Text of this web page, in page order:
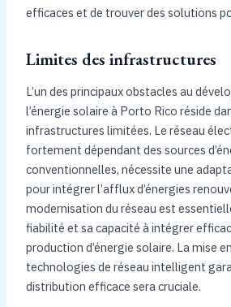
efficaces et de trouver des solutions
Limites des infrastructures
L’un des principaux obstacles au
l’énergie solaire à Porto Rico réside
infrastructures limitées. Le réseau
fortement dépendant des sources
conventionnelles, nécessite une
pour intégrer l’afflux d’énergies
modernisation du réseau est
fiabilité et sa capacité à intégrer
production d’énergie solaire. La mise
technologies de réseau intelligent
distribution efficace sera cruciale.